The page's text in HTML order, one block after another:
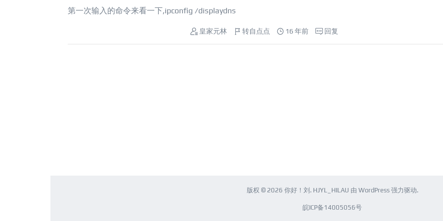
第一次输入的命令来看一下,ipconfig /displaydns
皇家元林 转自点点 16 年前 回复
版权 © 2026 你好！刘 . HJYL_HILAU 由 WordPress强力驱动.
皖ICP备14005056号